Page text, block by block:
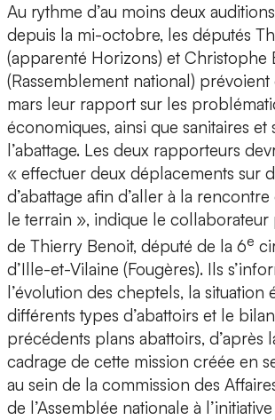
Au rythme d’au moins deux
depuis la mi-octobre, les députés
(apparenté Horizons) et Christophe
(Rassemblement national)
mars leur rapport sur les
économiques, ainsi que sanitaires et
l’abattage. Les deux rapporteurs
« effectuer deux déplacements sur
d’abattage afin d’aller à la
le terrain », indique le collaborateur
de Thierry Benoit, député de la 6e
d’Ille-et-Vilaine (Fougères). Ils
l’évolution des cheptels, la situation
différents types d’abattoirs et le
précédents plans abattoirs, d’après
cadrage de cette mission créée en
au sein de la commission des
de l’Assemblée nationale à